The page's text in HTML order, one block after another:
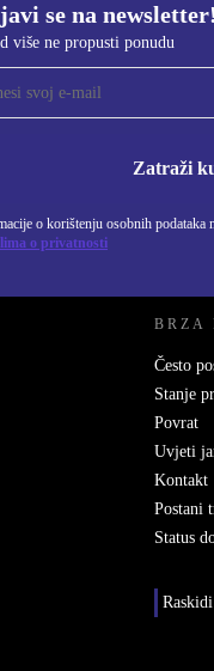
se na newsletter!
više ne propusti ponudu
Zatraži
o korištenju osobnih podataka
o privatnosti
ponudu.
Informacije o
- RETHINK NEW.
BRZA
Često
Stanje
Povrat
Uvjeti
Kontakt
Postani
Status